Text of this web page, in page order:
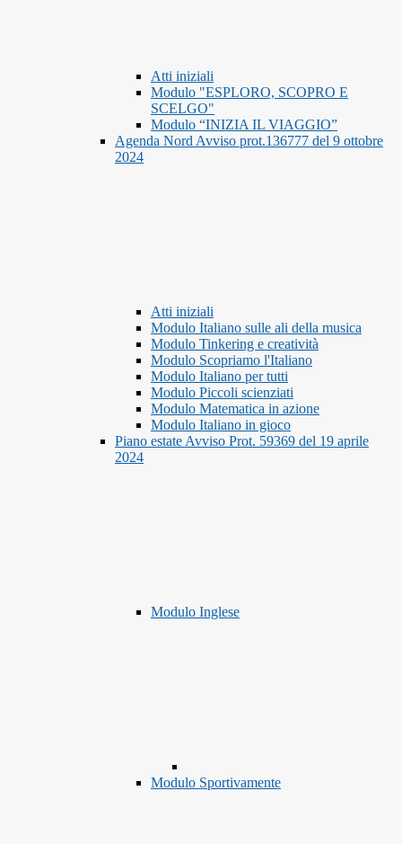
Atti iniziali
Modulo "ESPLORO, SCOPRO E
SCELGO"
Modulo “INIZIA IL VIAGGIO”
Agenda Nord Avviso prot.136777 del 9 ottobre
2024
Atti iniziali
Modulo Italiano sulle ali della musica
Modulo Tinkering e creatività
Modulo Scopriamo l'Italiano
Modulo Italiano per tutti
Modulo Piccoli scienziati
Modulo Matematica in azione
Modulo Italiano in gioco
Piano estate Avviso Prot. 59369 del 19 aprile
2024
Modulo Inglese
Modulo Sportivamente